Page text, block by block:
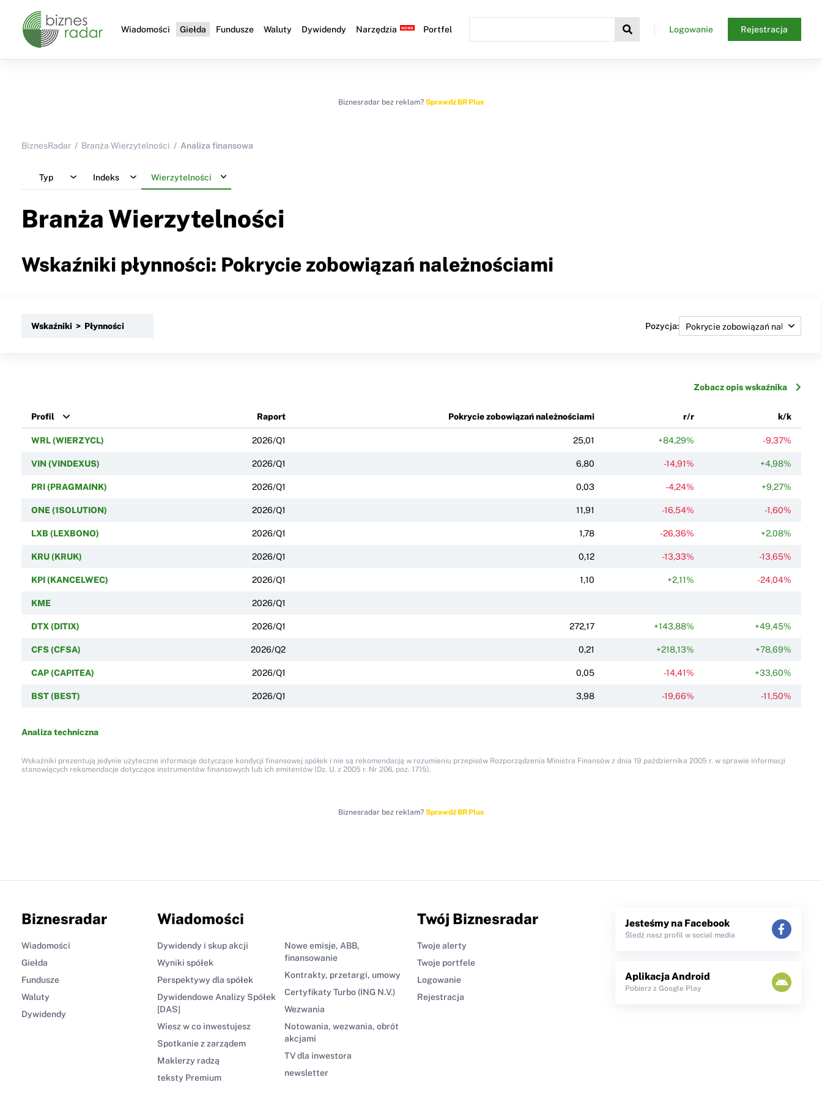
Wiadomości Giełda Fundusze Waluty Dywidendy Narzędzia Portfel Logowanie Rejestracja
Biznesradar bez reklam? Sprawdź BR Plus
BiznesRadar Branża Wierzytelności Analiza finansowa
Typ Indeks Wierzytelności
Branża Wierzytelności
Wskaźniki płynności: Pokrycie zobowiązań należnościami
Wskaźniki > Płynności Pozycja:
Zobacz opis wskaźnika
Profil Raport Pokrycie zobowiązań należnościami r/r k/k
WRL (WIERZYCL) 2026/Q1 25,01 +84,29% -9,37%
VIN (VINDEXUS) 2026/Q1 6,80 -14,91% +4,98%
PRI (PRAGMAINK) 2026/Q1 0,03 -4,24% +9,27%
ONE (1SOLUTION) 2026/Q1 11,91 -16,54% -1,60%
LXB (LEXBONO) 2026/Q1 1,78 -26,36% +2,08%
KRU (KRUK) 2026/Q1 0,12 -13,33% -13,65%
KPI (KANCELWEC) 2026/Q1 1,10 +2,11% -24,04%
KME 2026/Q1
DTX (DITIX) 2026/Q1 272,17 +143,88% +49,45%
CFS (CFSA) 2026/Q2 0,21 +218,13% +78,69%
CAP (CAPITEA) 2026/Q1 0,05 -14,41% +33,60%
BST (BEST) 2026/Q1 3,98 -19,66% -11,50%
Analiza techniczna
Wskaźniki prezentują jedynie użyteczne informacje dotyczące kondycji finansowej spółek i nie są rekomendacją w rozumieniu przepisów Rozporządzenia Ministra Finansów z dnia 19 października 2005 r. w sprawie informacji
stanowiących rekomendacje dotyczące instrumentów finansowych lub ich emitentów (Dz. U. z 2005 r. Nr 206, poz. 1715).
Biznesradar bez reklam? Sprawdź BR Plus
Biznesradar
Wiadomości
Giełda
Fundusze
Waluty
Dywidendy
Wiadomości
Dywidendy i skup akcji
Wyniki spółek
Perspektywy dla spółek
Dywidendowe Analizy Spółek
[DAS]
Wiesz w co inwestujesz
Spotkanie z zarządem
Maklerzy radzą
teksty Premium
Nowe emisje, ABB,
finansowanie
Kontrakty, przetargi, umowy
Certyfikaty Turbo (ING N.V.)
Wezwania
Notowania, wezwania, obrót
akcjami
TV dla inwestora
newsletter
Twój Biznesradar
Twoje alerty
Twoje portfele
Logowanie
Rejestracja
Jesteśmy na Facebook
Śledź nasz profil w social media
Aplikacja Android
Pobierz z Google Play